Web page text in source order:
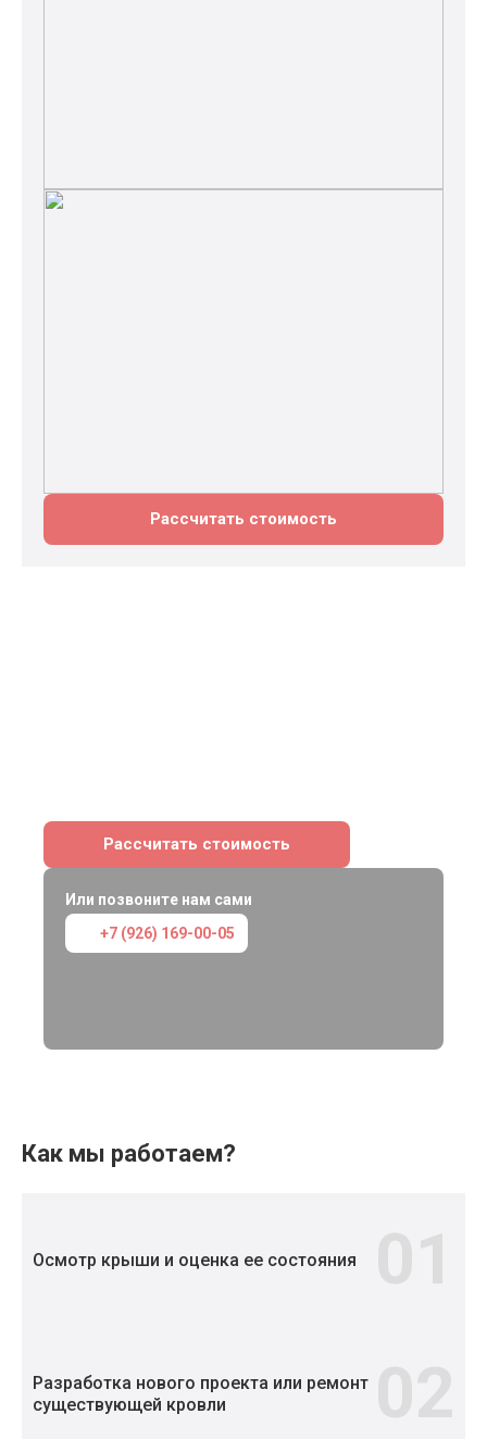
Рассчитать стоимость
Рассчитать стоимость
Или позвоните нам сами
+7 (926) 169-00-05
Как мы работаем?
Осмотр крыши и оценка ее состояния 01
Разработка нового проекта или ремонт
существующей кровли
02